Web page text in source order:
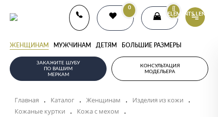
0
{{
ELEMENTS.LENGTH
}}
ЖЕНЩИНАМ МУЖЧИНАМ ДЕТЯМ БОЛЬШИЕ РАЗМЕРЫ
ЗАКАЖИТЕ ШУБУ
ПО ВАШИМ
МЕРКАМ
КОНСУЛЬТАЦИЯ
МОДЕЛЬЕРА
Главная . Каталог . Женщинам . Изделия из кожи .
Кожаные куртки . Кожа с мехом .